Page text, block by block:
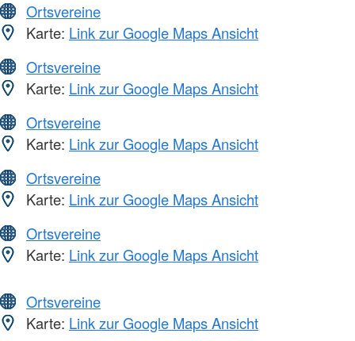
Ortsvereine
Karte: Link zur Google Maps Ansicht
Ortsvereine
Karte: Link zur Google Maps Ansicht
Ortsvereine
Karte: Link zur Google Maps Ansicht
Ortsvereine
Karte: Link zur Google Maps Ansicht
Ortsvereine
Karte: Link zur Google Maps Ansicht
Ortsvereine
Karte: Link zur Google Maps Ansicht